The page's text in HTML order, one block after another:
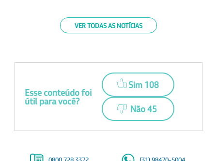
VER TODAS AS NOTÍCIAS
Esse conteúdo foi
útil para você?
Sim 108
Não 45